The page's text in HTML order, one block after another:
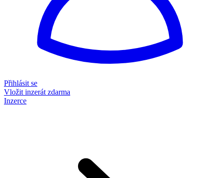
Přihlásit se
Vložit inzerát zdarma
Inzerce